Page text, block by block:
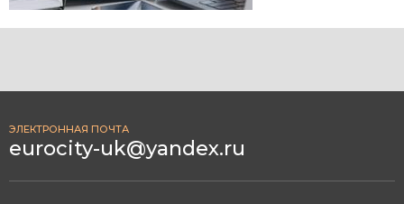
ЭЛЕКТРОННАЯ ПОЧТА
eurocity-uk@yandex.ru